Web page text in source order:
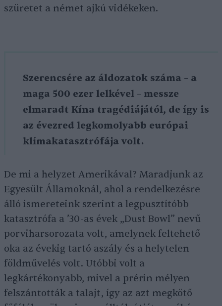
szüretet a német ajkú vidékeken.
Szerencsére az áldozatok száma – a
maga 500 ezer lelkével – messze
elmaradt Kína tragédiájától, de így is
az évezred legkomolyabb európai
klímakatasztrófája volt.
De mi a helyzet Amerikával? Maradjunk az
Egyesült Államoknál, ahol a rendelkezésre
álló ismereteink szerint a legpusztítóbb
katasztrófa a ’30-as évek „Dust Bowl” nevű
porviharsorozata volt, amelynek feltehető
oka az évekig tartó aszály és a helytelen
földművelés volt. Utóbbi volt a
legkártékonyabb, mivel a prérin mélyen
felszántották a talajt, így az azt megkötő